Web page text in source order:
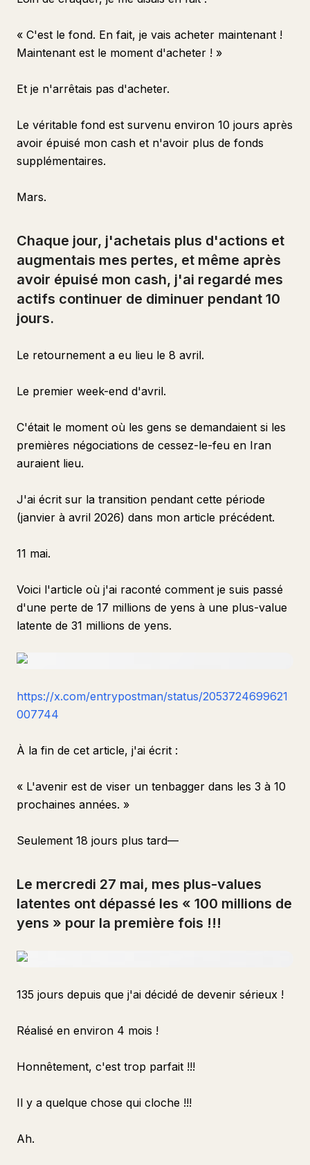
« C'est le fond. En fait, je vais acheter maintenant !
Maintenant est le moment d'acheter ! »
Et je n'arrêtais pas d'acheter.
Le véritable fond est survenu environ 10 jours après
avoir épuisé mon cash et n'avoir plus de fonds
supplémentaires.
Mars.
Chaque jour, j'achetais plus d'actions et
augmentais mes pertes, et même après
avoir épuisé mon cash, j'ai regardé mes
actifs continuer de diminuer pendant 10
jours.
Le retournement a eu lieu le 8 avril.
Le premier week-end d'avril.
C'était le moment où les gens se demandaient si les
premières négociations de cessez-le-feu en Iran
auraient lieu.
J'ai écrit sur la transition pendant cette période
(janvier à avril 2026) dans mon article précédent.
11 mai.
Voici l'article où j'ai raconté comment je suis passé
d'une perte de 17 millions de yens à une plus-value
latente de 31 millions de yens.
https://x.com/entrypostman/status/2053724699621
007744
À la fin de cet article, j'ai écrit :
« L'avenir est de viser un tenbagger dans les 3 à 10
prochaines années. »
Seulement 18 jours plus tard—
Le mercredi 27 mai, mes plus-values
latentes ont dépassé les « 100 millions de
yens » pour la première fois !!!
135 jours depuis que j'ai décidé de devenir sérieux !
Réalisé en environ 4 mois !
Honnêtement, c'est trop parfait !!!
Il y a quelque chose qui cloche !!!
Ah.